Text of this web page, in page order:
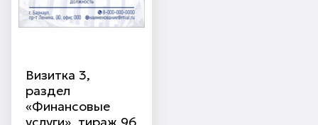
Визитка 3,
раздел
«Финансовые